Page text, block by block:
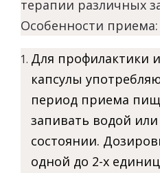
терапии различных
Особенности приема:
Для профилактики
капсулы
период приема
запивать водой
состоянии.
одной до 2-х